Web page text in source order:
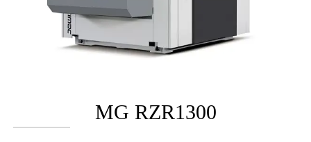
MG RZR1300